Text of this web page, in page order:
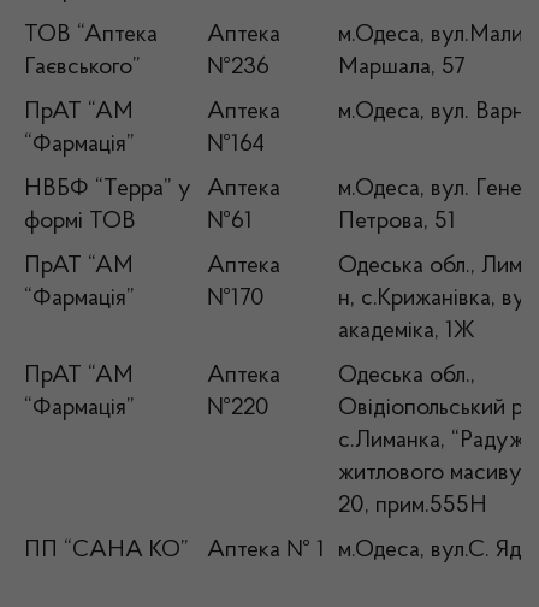
ТОВ “Аптека
Гаєвського”
Аптека
№236
м.Одеса,
Маршала, 57
ПрАТ “АМ
“Фармація”
Аптека
№164
м.Одеса, вул.
НВБФ “Терра” у
формі ТОВ
Аптека
№61
м.Одеса, вул.
Петрова, 51
ПрАТ “АМ
“Фармація”
Аптека
№170
Одеська обл.,
н, с.Крижанівка,
академіка, 1Ж
ПрАТ “АМ
“Фармація”
Аптека
№220
Одеська обл.,
Овідіопольський р-
с.Лиманка,
житлового масиву
20, прим.555Н
ПП “САНА КО”
Аптека № 1 м.Одеса, вул.С.